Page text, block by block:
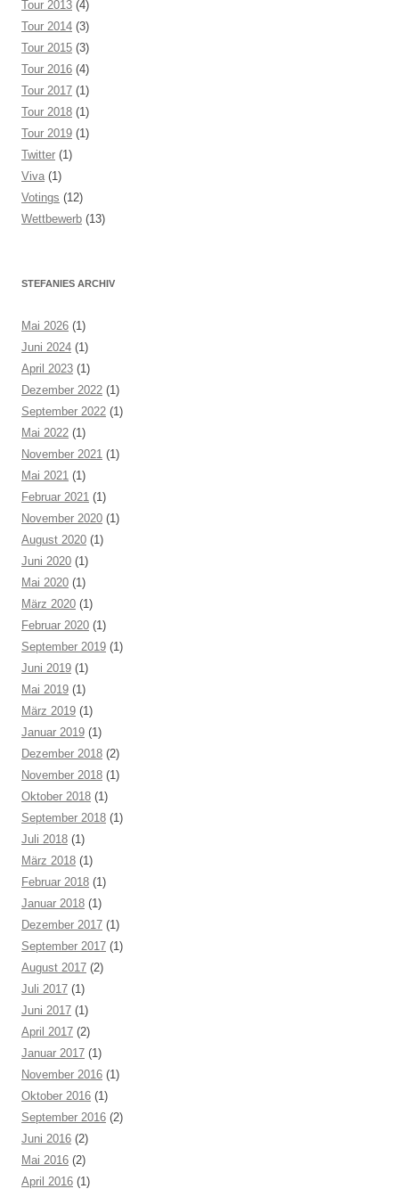
Tour 2013 (4)
Tour 2014 (3)
Tour 2015 (3)
Tour 2016 (4)
Tour 2017 (1)
Tour 2018 (1)
Tour 2019 (1)
Twitter (1)
Viva (1)
Votings (12)
Wettbewerb (13)
STEFANIES ARCHIV
Mai 2026 (1)
Juni 2024 (1)
April 2023 (1)
Dezember 2022 (1)
September 2022 (1)
Mai 2022 (1)
November 2021 (1)
Mai 2021 (1)
Februar 2021 (1)
November 2020 (1)
August 2020 (1)
Juni 2020 (1)
Mai 2020 (1)
März 2020 (1)
Februar 2020 (1)
September 2019 (1)
Juni 2019 (1)
Mai 2019 (1)
März 2019 (1)
Januar 2019 (1)
Dezember 2018 (2)
November 2018 (1)
Oktober 2018 (1)
September 2018 (1)
Juli 2018 (1)
März 2018 (1)
Februar 2018 (1)
Januar 2018 (1)
Dezember 2017 (1)
September 2017 (1)
August 2017 (2)
Juli 2017 (1)
Juni 2017 (1)
April 2017 (2)
Januar 2017 (1)
November 2016 (1)
Oktober 2016 (1)
September 2016 (2)
Juni 2016 (2)
Mai 2016 (2)
April 2016 (1)